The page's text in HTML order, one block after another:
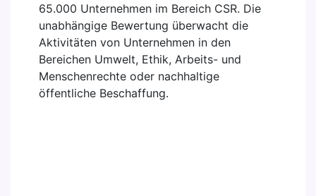
65.000 Unternehmen im Bereich CSR. Die
unabhängige Bewertung überwacht die
Aktivitäten von Unternehmen in den
Bereichen Umwelt, Ethik, Arbeits- und
Menschenrechte oder nachhaltige
öffentliche Beschaffung.